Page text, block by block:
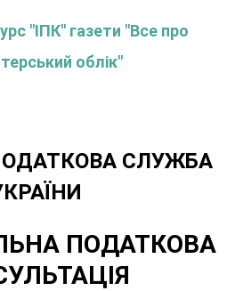
"ІПК" газети "Все про
облік"
СЛУЖБА
ПОДАТКОВА